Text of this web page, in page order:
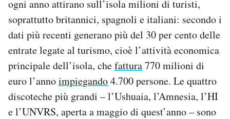
ogni anno attirano sull’isola milioni di turisti,
soprattutto britannici, spagnoli e italiani: secondo i
dati più recenti generano più del 30 per cento delle
entrate legate al turismo, cioè l’attività economica
principale dell’isola, chefattura770 milioni di
euro l’annoimpiegando4.700 persone. Le quattro
discoteche più grandi – l’Ushuaia, l’Amnesia, l’HI
e l’UNVRS, aperta a maggio di quest’anno – sono